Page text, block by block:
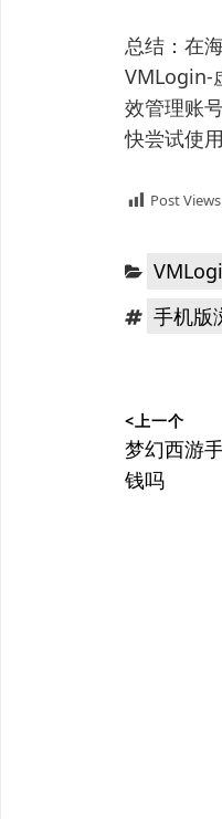
总结：在
VMLogin-
效管理账
快尝试使
Post
分
标 手机版
章
导
<上一个
上
篇
梦幻西游
钱吗